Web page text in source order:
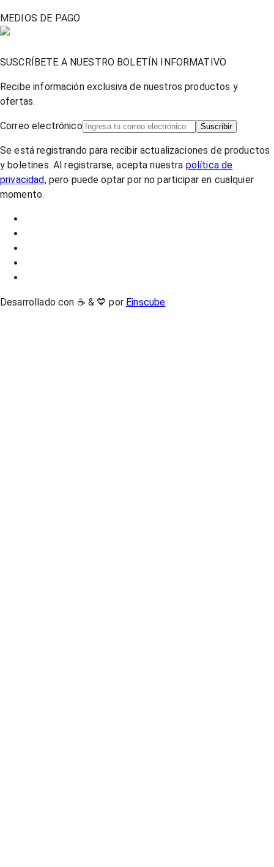
MEDIOS DE PAGO
SUSCRÍBETE A NUESTRO BOLETÍN INFORMATIVO
Recibe información exclusiva de nuestros productos y
ofertas.
Correo electrónico Suscribir
Se está registrando para recibir actualizaciones de productos
y boletines. Al registrarse, acepta nuestra política de
privacidad, pero puede optar por no participar en cualquier
momento.
Desarrollado con ☕ & 💙 por Einscube